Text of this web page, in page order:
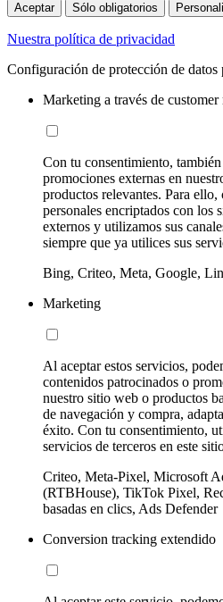
Aceptar Sólo obligatorios
Nuestra política de privacidad
Configuración de protección de datos
Marketing a través de customer
Con tu consentimiento,
promociones externas en
productos relevantes. Para ello,
personales encriptados con los
externos y utilizamos sus
siempre que ya utilices sus
Bing, Criteo, Meta, Google,
Marketing
Al aceptar estos servicios,
contenidos patrocinados o
nuestro sitio web o productos
de navegación y compra,
éxito. Con tu consentimiento,
servicios de terceros en este
Criteo, Meta-Pixel, Microsoft
(RTBHouse), TikTok Pixel,
basadas en clics, Ads Defender
Conversion tracking extendido